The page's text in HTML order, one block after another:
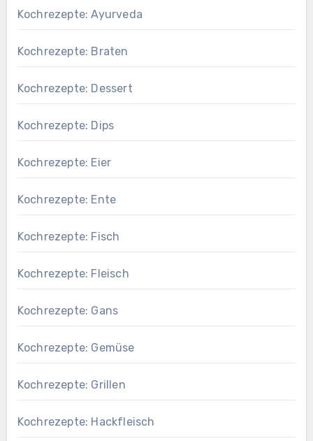
Kochrezepte: Ayurveda
Kochrezepte: Braten
Kochrezepte: Dessert
Kochrezepte: Dips
Kochrezepte: Eier
Kochrezepte: Ente
Kochrezepte: Fisch
Kochrezepte: Fleisch
Kochrezepte: Gans
Kochrezepte: Gemüse
Kochrezepte: Grillen
Kochrezepte: Hackfleisch